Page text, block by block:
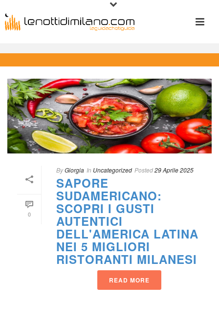
0
ByGiorgia In Uncategorized Posted29 Aprile 2025
SAPORE
SUDAMERICANO:
SCOPRI I GUSTI
AUTENTICI
DELL'AMERICA LATINA
NEI 5 MIGLIORI
RISTORANTI MILANESI
READ MORE